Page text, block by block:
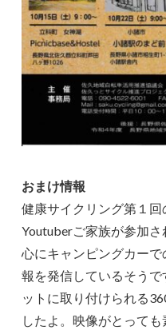
おまけ情報
健康サイクリング第１
Youtuberご家族が参加
心にキャンピングカー
報を発信しているそう
ットに取り付けられる
したよ。映像がとって